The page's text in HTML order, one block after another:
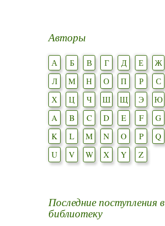
Авторы
А Б В Г Д Е Ж
Л
М Н О П Р С
Х
Ц Ч Ш Щ Э Ю
A
B C D E F G
K
L M N O P Q
U
V W X Y Z
Последние поступления в
библиотеку